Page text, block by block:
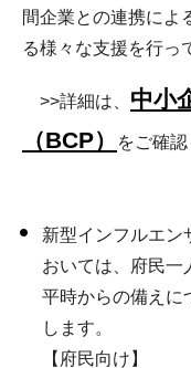
間企業との連携によ
る様々な支援を行っ
>>詳細は、 中小
（BCP）
をご確認
新型インフルエン
おいては、府民一
平時からの備えに
します。
【府民向け】